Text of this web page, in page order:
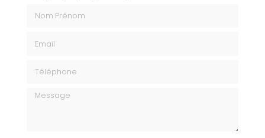
Message